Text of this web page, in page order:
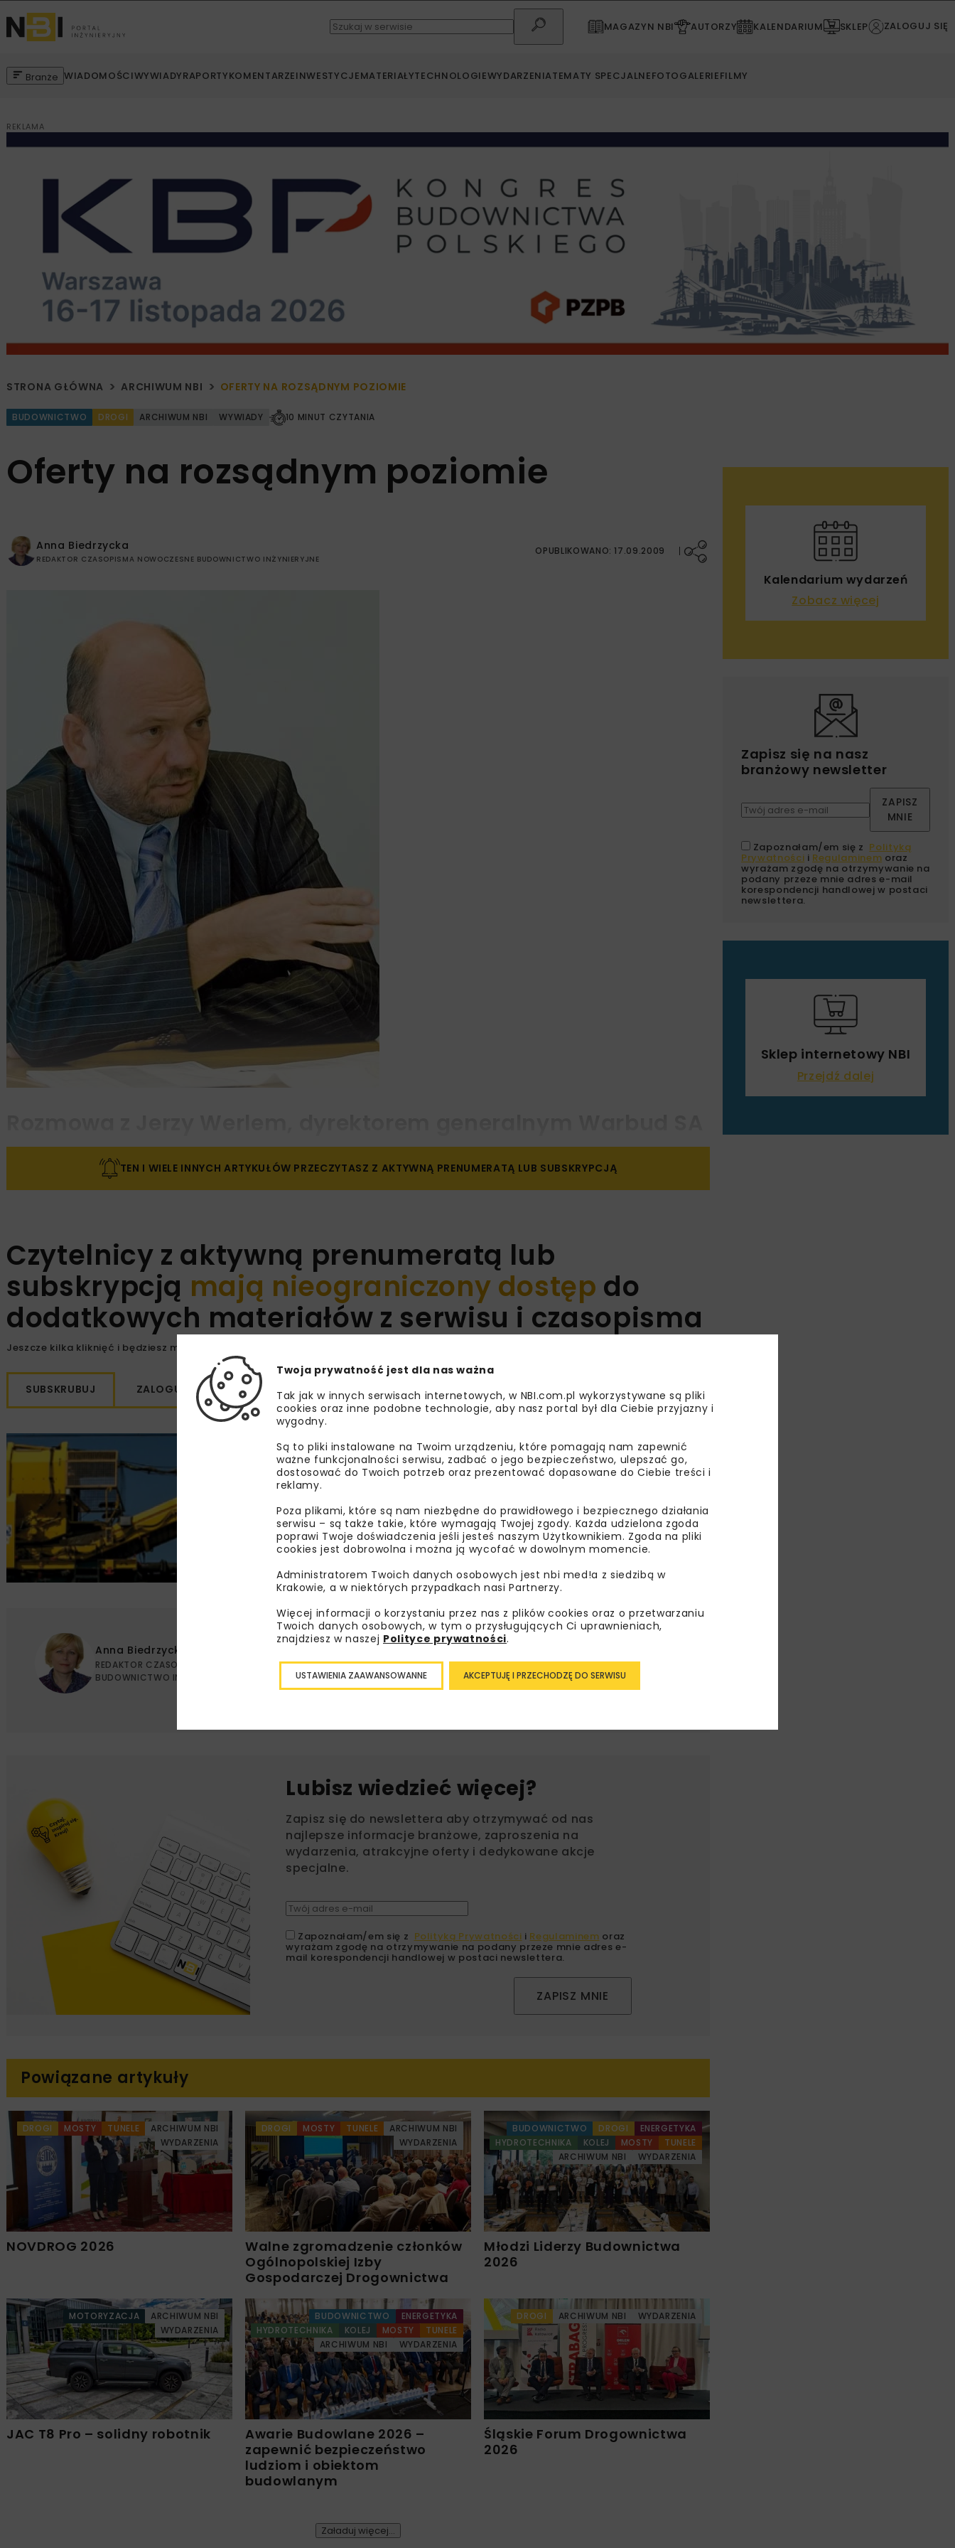
MAGAZYN NBI AUTORZY KALENDARIUM SKLEP ZALOGUJ SIĘ
Branże WIADOMOŚCIWYWIADYRAPORTYKOMENTARZEINWESTYCJEMATERIAŁYTECHNOLOGIEWYDARZENIATEMATY SPECJALNEFOTOGALERIEFILMY
REKLAMA
STRONA GŁÓWNA ARCHIWUM NBI OFERTY NA ROZSĄDNYM POZIOMIE
BUDOWNICTWO DROGI ARCHIWUM NBI WYWIADY 10 MINUT CZYTANIA
Oferty na rozsądnym poziomie
Anna Biedrzycka
REDAKTOR CZASOPISMA NOWOCZESNE BUDOWNICTWO INŻYNIERYJNE
OPUBLIKOWANO: 17.09.2009
TEN I WIELE INNYCH ARTYKUŁÓW PRZECZYTASZ Z AKTYWNĄ PRENUMERATĄ LUB SUBSKRYPCJĄ
Czytelnicy z aktywną prenumeratą lub
subskrypcją mają nieograniczony dostęp do
dodatkowych materiałów z serwisu i czasopisma
Jeszcze kilka kliknięć i będziesz mógł/a cieszyć się z dostępu do treści!
SUBSKRUBUJ ZALOGUJ SIĘ
Anna Biedrzycka
REDAKTOR CZASOPISMA NOWOCZESNE
BUDOWNICTWO INŻYNIERYJNE
Lubisz wiedzieć więcej?
Zapisz się do newslettera aby otrzymywać od nas
najlepsze informacje branżowe, zaproszenia na
wydarzenia, atrakcyjne oferty i dedykowane akcje
specjalne.
Zapoznałam/em się z Polityką Prywatności i Regulaminem oraz
wyrażam zgodę na otrzymywanie na podany przeze mnie adres e-
mail korespondencji handlowej w postaci newslettera.
ZAPISZ MNIE
Powiązane artykuły
DROGI MOSTY TUNELE
ARCHIWUM NBI
WYDARZENIA
NOVDROG 2026
DROGI MOSTY TUNELE
ARCHIWUM NBI
WYDARZENIA
Walne zgromadzenie członków
Ogólnopolskiej Izby
Gospodarczej Drogownictwa
BUDOWNICTWO DROGI
ENERGETYKA
HYDROTECHNIKA
KOLEJ MOSTY
TUNELE
ARCHIWUM NBI
WYDARZENIA
Młodzi Liderzy Budownictwa
2026
MOTORYZACJA
ARCHIWUM NBI
WYDARZENIA
JAC T8 Pro – solidny robotnik
BUDOWNICTWO
ENERGETYKA
HYDROTECHNIKA
KOLEJ MOSTY
TUNELE
ARCHIWUM NBI
WYDARZENIA
Awarie Budowlane 2026 –
zapewnić bezpieczeństwo
ludziom i obiektom
budowlanym
DROGI ARCHIWUM NBI WYDARZENIA
Śląskie Forum Drogownictwa
2026
Załaduj więcej...
Kalendarium wydarzeń
Zobacz więcej
Zapisz się na nasz
branżowy newsletter
ZAPISZ
MNIE
Zapoznałam/em się z Polityką
Prywatności i Regulaminem oraz
wyrażam zgodę na otrzymywanie na
podany przeze mnie adres e-mail
korespondencji handlowej w postaci
newslettera.
Sklep internetowy NBI
Przejdź dalej
Twoja prywatność jest dla nas ważna
Tak jak w innych serwisach internetowych, w NBI.com.pl wykorzystywane są pliki
cookies oraz inne podobne technologie, aby nasz portal był dla Ciebie przyjazny i
wygodny.
Są to pliki instalowane na Twoim urządzeniu, które pomagają nam zapewnić
ważne funkcjonalności serwisu, zadbać o jego bezpieczeństwo, ulepszać go,
dostosować do Twoich potrzeb oraz prezentować dopasowane do Ciebie treści i
reklamy.
Poza plikami, które są nam niezbędne do prawidłowego i bezpiecznego działania
serwisu – są także takie, które wymagają Twojej zgody. Każda udzielona zgoda
poprawi Twoje doświadczenia jeśli jesteś naszym Użytkownikiem. Zgoda na pliki
cookies jest dobrowolna i można ją wycofać w dowolnym momencie.
Administratorem Twoich danych osobowych jest nbi med!a z siedzibą w
Krakowie, a w niektórych przypadkach nasi Partnerzy.
Więcej informacji o korzystaniu przez nas z plików cookies oraz o przetwarzaniu
Twoich danych osobowych, w tym o przysługujących Ci uprawnieniach,
znajdziesz w naszej Polityce prywatności.
AKCEPTUJĘ I PRZECHODZĘ DO SERWISU
USTAWIENIA ZAAWANSOWANNE